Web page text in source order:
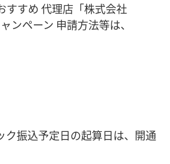
すすめ 代理店「株式会社
ンペーン 申請方法等は、
ク振込予定日の起算日は、開通